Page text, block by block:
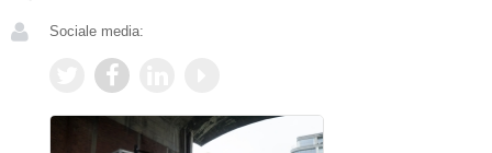
Sociale media: